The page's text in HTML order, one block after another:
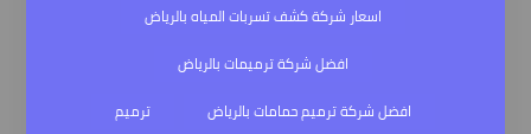
اسعار شركة كشف تسربات المياه بالرياض
افضل شركة ترميمات بالرياض
افضل شركة ترميم حمامات بالرياض
ترميم